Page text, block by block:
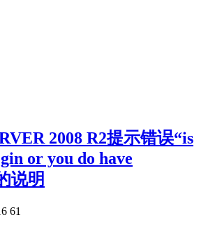
2008 R2提示错误“is
or you do have
说明
61